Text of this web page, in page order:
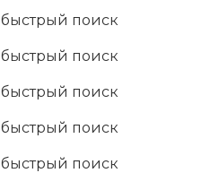
быстрый поиск
быстрый поиск
быстрый поиск
быстрый поиск
быстрый поиск